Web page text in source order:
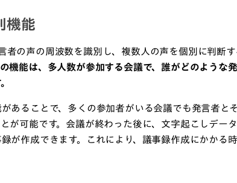
機能
者の声の周波数を識別し、複数人の声を個別に判断
の機能は、多人数が参加する会議で、誰がどのような
あることで、多くの参加者がいる会議でも発言者と
が可能です。会議が終わった後に、文字起こしデー
が作成できます。これにより、議事録作成にかかる